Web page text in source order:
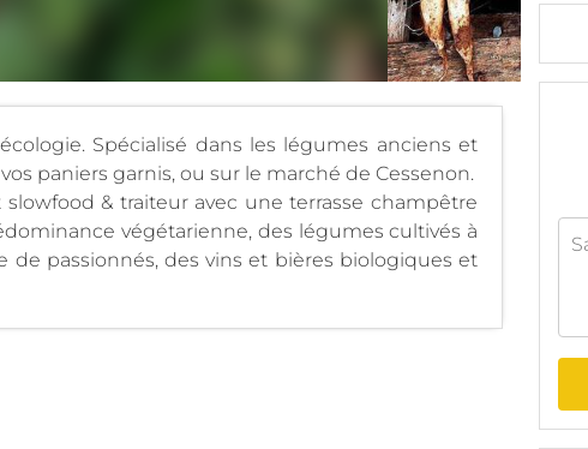
Spécialisé dans les légumes anciens et
paniers garnis, ou sur le marché de Cessenon.
& traiteur avec une terrasse champêtre
végétarienne, des légumes cultivés à
passionnés, des vins et bières biologiques et